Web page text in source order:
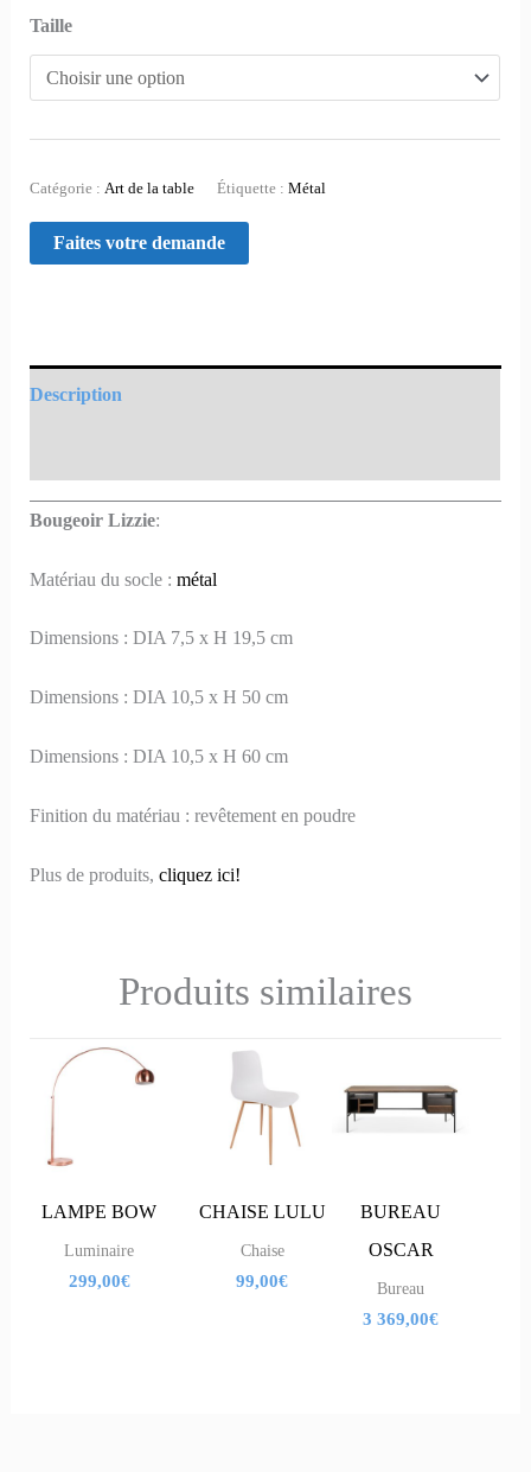
Taille
Catégorie : Art de la table Étiquette :Métal
Description
Bougeoir Lizzie:
Matériau du socle :métal
Dimensions : DIA 7,5 x H 19,5 cm
Dimensions : DIA 10,5 x H 50 cm
Dimensions : DIA 10,5 x H 60 cm
Finition du matériau : revêtement en poudre
Plus de produits,cliquez ici!
Produits similaires
LAMPE BOW
Luminaire
299,00€
CHAISE LULU
Chaise
99,00€
BUREAU
OSCAR
Bureau
3 369,00€